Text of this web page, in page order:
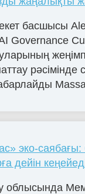
басшысы
Governance
рәсімінде
эко-саябағы:
дейін
облысында